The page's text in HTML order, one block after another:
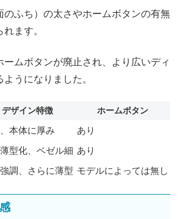
のふち）の太さやホームボタンの有無
ます。
ムボタンが廃止され、より広いディ
うになりました。
デザイン特徴 ホームボタン
本体に厚み
あり
型化、ベゼル細 あり
調、さらに薄型 モデルによっては無し